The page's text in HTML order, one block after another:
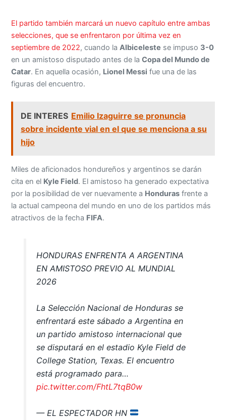
El partido también marcará un nuevo capítulo entre ambas
selecciones, que se enfrentaron por última vez en
septiembre de 2022, cuando laAlbiceleste se impuso 3-0
en un amistoso disputado antes de laCopa del Mundo de
Catar. En aquella ocasión, Lionel Messi fue una de las
figuras del encuentro.
DE INTERES Emilio Izaguirre se pronuncia
sobre incidente vial en el que se menciona a su
hijo
Miles de aficionados hondureños y argentinos se darán
cita en el Kyle Field. El amistoso ha generado expectativa
por la posibilidad de ver nuevamente a Honduras frente a
la actual campeona del mundo en uno de los partidos más
atractivos de la fecha FIFA.
HONDURAS ENFRENTA A ARGENTINA
EN AMISTOSO PREVIO AL MUNDIAL
2026
La Selección Nacional de Honduras se
enfrentará este sábado a Argentina en
un partido amistoso internacional que
se disputará en el estadio Kyle Field de
College Station, Texas. El encuentro
está programado para…
pic.twitter.com/FhtL7tqB0w
— EL ESPECTADOR HN